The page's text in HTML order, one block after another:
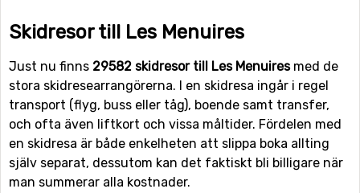
Skidresor till Les Menuires
Just nu finns 29582 skidresor till Les Menuiresmed de
stora skidresearrangörerna. I en skidresa ingår i regel
transport (flyg, buss eller tåg), boende samt transfer,
och ofta även liftkort och vissa måltider. Fördelen med
en skidresa är både enkelheten att slippa boka allting
själv separat, dessutom kan det faktiskt bli billigare när
man summerar alla kostnader.